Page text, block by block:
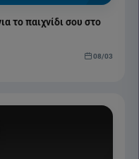
το παιχνίδι σου στο
08/03